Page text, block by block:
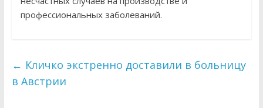
профессиональных заболеваний.
← Кличко экстренно доставили в больницу
в Австрии